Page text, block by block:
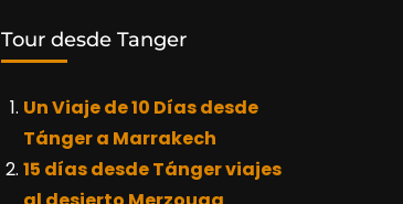
Tour desde Tanger
Un Viaje de 10 Días desde
Tánger a Marrakech
15 días desde Tánger viajes